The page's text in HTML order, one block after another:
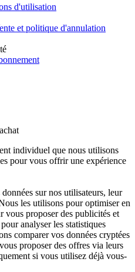
d'utilisation
et politique d'annulation
individuel que nous utilisons
pour vous offrir une expérience
sur nos utilisateurs, leur
les utilisons pour optimiser en
vous proposer des publicités et
analyser les statistiques
comparer vos données cryptées
proposer des offres via leurs
si vous utilisez déjà vous-